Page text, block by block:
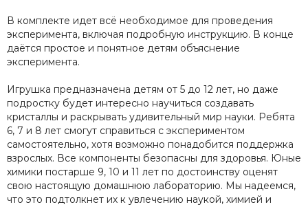
В комплекте идет всё необходимое для проведения
эксперимента, включая подробную инструкцию. В конце
даётся простое и понятное детям объяснение
эксперимента.
Игрушка предназначена детям от 5 до 12 лет, но даже
подростку будет интересно научиться создавать
кристаллы и раскрывать удивительный мир науки. Ребята
6, 7 и 8 лет смогут справиться с экспериментом
самостоятельно, хотя возможно понадобится поддержка
взрослых. Все компоненты безопасны для здоровья. Юные
химики постарше 9, 10 и 11 лет по достоинству оценят
свою настоящую домашнюю лабораторию. Мы надеемся,
что это подтолкнет их к увлечению наукой, химией и